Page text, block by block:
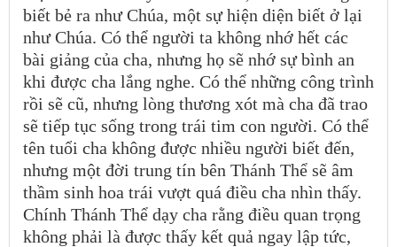
biết bẻ ra như Chúa, một sự hiện diện biết ở lại
như Chúa. Có thể người ta không nhớ hết các
bài giảng của cha, nhưng họ sẽ nhớ sự bình an
khi được cha lắng nghe. Có thể những công trình
rồi sẽ cũ, nhưng lòng thương xót mà cha đã trao
sẽ tiếp tục sống trong trái tim con người. Có thể
tên tuổi cha không được nhiều người biết đến,
nhưng một đời trung tín bên Thánh Thể sẽ âm
thầm sinh hoa trái vượt quá điều cha nhìn thấy.
Chính Thánh Thể dạy cha rằng điều quan trọng
không phải là được thấy kết quả ngay lập tức,